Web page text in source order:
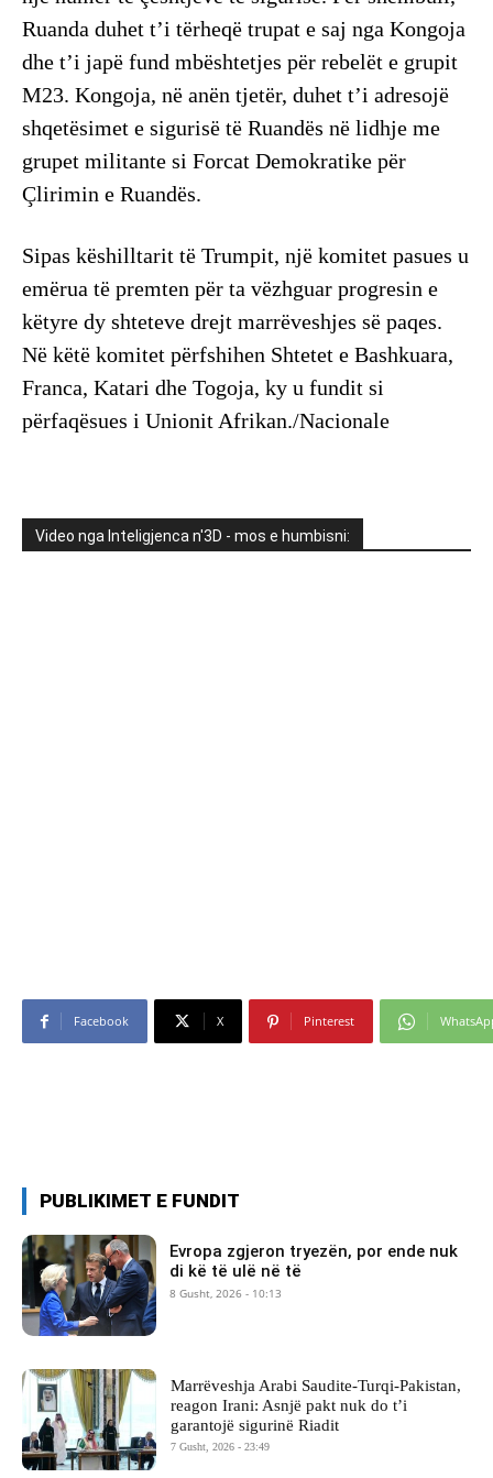
Ruanda duhet t’i tërheqë trupat e saj nga Kongoja
dhe t’i japë fund mbështetjes për rebelët e grupit
M23. Kongoja, në anën tjetër, duhet t’i adresojë
shqetësimet e sigurisë të Ruandës në lidhje me
grupet militante si Forcat Demokratike për
Çlirimin e Ruandës.
Sipas këshilltarit të Trumpit, një komitet pasues u
emërua të premten për ta vëzhguar progresin e
këtyre dy shteteve drejt marrëveshjes së paqes.
Në këtë komitet përfshihen Shtetet e Bashkuara,
Franca, Katari dhe Togoja, ky u fundit si
përfaqësues i Unionit Afrikan./Nacionale
Video nga Inteligjenca n'3D - mos e humbisni:
Facebook X Pinterest
PUBLIKIMET E FUNDIT
Evropa zgjeron tryezën, por ende nuk
di kë të ulë në të
8 Gusht, 2026 - 10:13
Marrëveshja Arabi Saudite-Turqi-Pakistan,
reagon Irani: Asnjë pakt nuk do t’i
garantojë sigurinë Riadit
7 Gusht, 2026 - 23:49